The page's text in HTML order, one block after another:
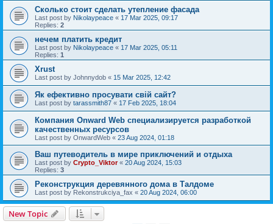
Сколько стоит сделать утепление фасада
Last post by Nikolaypeace « 17 Mar 2025, 09:17
Replies: 2
нечем платить кредит
Last post by Nikolaypeace « 17 Mar 2025, 05:11
Replies: 1
Xrust
Last post by Johnnydob « 15 Mar 2025, 12:42
Як ефективно просувати свій сайт?
Last post by tarassmith87 « 17 Feb 2025, 18:04
Компания Onward Web специализируется разработкой
качественных ресурсов
Last post by OnwardWeb « 23 Aug 2024, 01:18
Ваш путеводитель в мире приключений и отдыха
Last post by Crypto_Viktor« 20 Aug 2024, 15:03
Replies: 3
Реконструкция деревянного дома в Талдоме
Last post by Rekonstrukciya_fax « 20 Aug 2024, 06:00
New Topic